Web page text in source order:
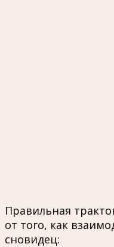
Правильная
от того, как
сновидец: